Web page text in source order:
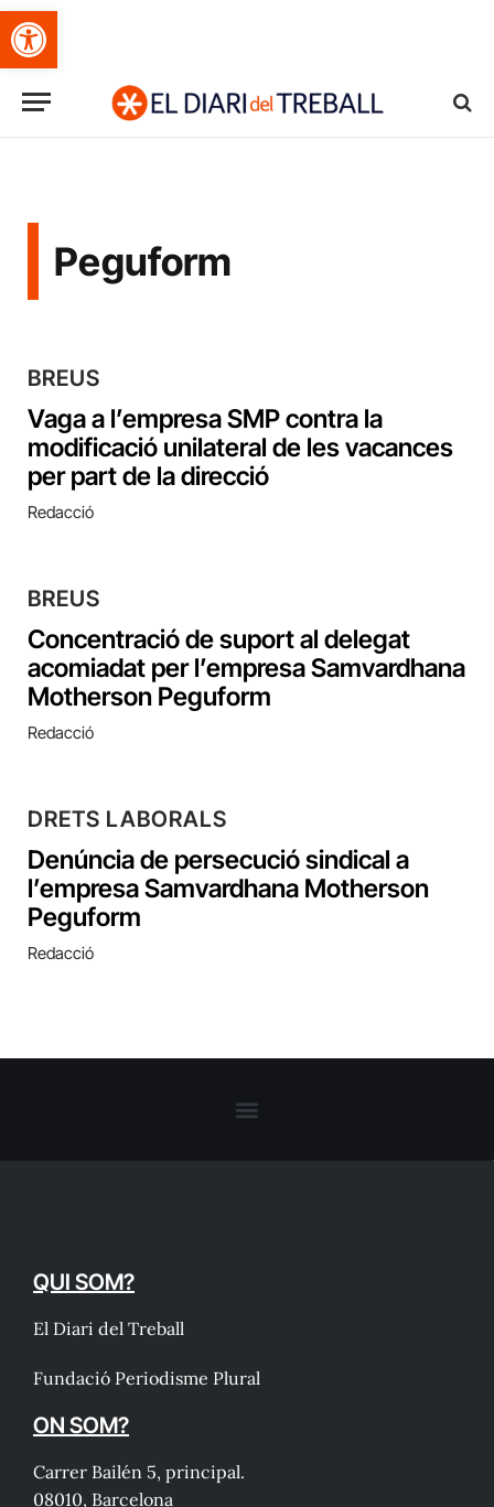
Obre la barra d'eines
Peguform
BREUS
Vaga a l’empresa SMP contra la
modificació unilateral de les vacances
per part de la direcció
Redacció
BREUS
Concentració de suport al delegat
acomiadat per l’empresa Samvardhana
Motherson Peguform
Redacció
DRETS LABORALS
Denúncia de persecució sindical a
l’empresa Samvardhana Motherson
Peguform
Redacció
QUI SOM?
El Diari del Treball
Fundació Periodisme Plural
ON SOM?
Carrer Bailén 5, principal.
08010, Barcelona